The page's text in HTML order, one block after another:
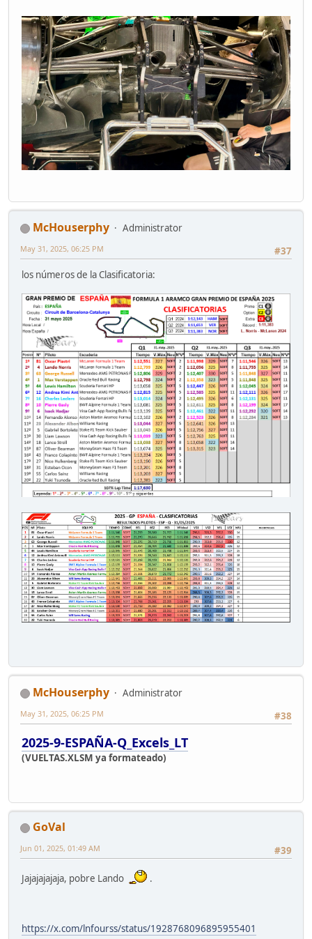
McHouserphy
Administrator
#37
May 31, 2025, 06:25 PM
los números de la Clasificatoria:
McHouserphy
Administrator
#38
May 31, 2025, 06:25 PM
2025-9-ESPAÑA-Q_Excels_LT
(VUELTAS.XLSM ya formateado)
GoVal
#39
Jun 01, 2025, 01:49 AM
Jajajajajaja, pobre Lando .
https://x.com/lnfourss/status/1928768096895955401